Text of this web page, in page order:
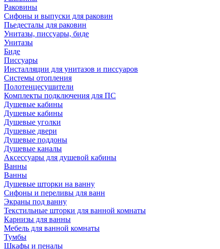
Раковины
Сифоны и выпуски для раковин
Пьедесталы для раковин
Унитазы, писсуары, биде
Унитазы
Биде
Писсуары
Инсталляции для унитазов и писсуаров
Системы отопления
Полотенцесушители
Комплекты подключения для ПС
Душевые кабины
Душевые кабины
Душевые уголки
Душевые двери
Душевые поддоны
Душевые каналы
Аксессуары для душевой кабины
Ванны
Ванны
Душевые шторки на ванну
Сифоны и переливы для ванн
Экраны под ванну
Текстильные шторки для ванной комнаты
Карнизы для ванны
Мебель для ванной комнаты
Тумбы
Шкафы и пеналы